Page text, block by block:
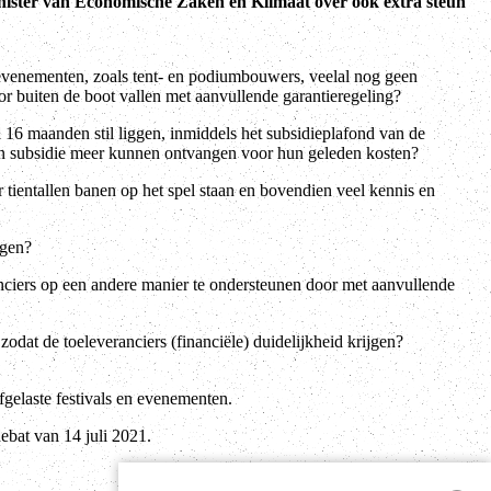
zoals tent- en podiumbouwers, veelal nog geen
buiten de boot vallen met aanvullende garantieregeling?
maanden stil liggen, inmiddels het subsidieplafond van de
meer kunnen ontvangen voor hun geleden kosten?
banen op het spel staan en bovendien veel kennis en
op een andere manier te ondersteunen door met aanvullende
de toeleveranciers (financiële) duidelijkheid krijgen?
festivals en evenementen.
van 14 juli 2021.